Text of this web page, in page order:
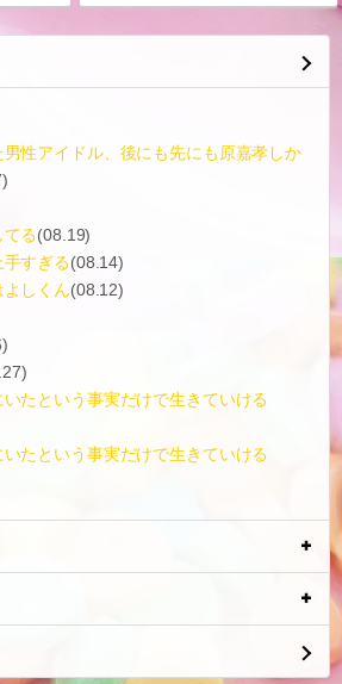
性アイドル、後にも先にも原嘉孝しか
る(08.19)
すぎる(08.14)
しくん(08.12)
たという事実だけで生きていける
たという事実だけで生きていける